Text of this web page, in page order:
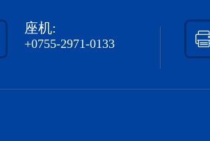
座机:
+0755-2971-0133